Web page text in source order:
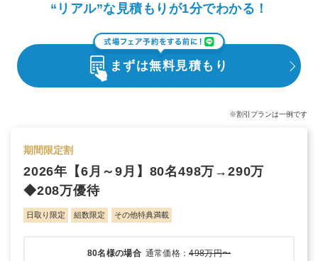
“リアル”な見積もりが1分でわかる！
まずは無料見積もり
※割引プランは一例です
期間限定割
2026年【6月～9月】80名498万→290万
◆208万優待
日取り限定 組数限定 その他特典満載
80名様の場合 通常価格：498万円〜